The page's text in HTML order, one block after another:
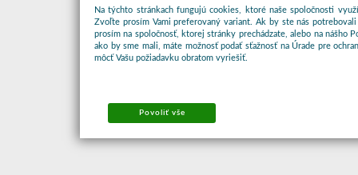
Na týchto stránkach fungujú cookies, ktoré naše spoločnosti
Zvoľte prosím Vami preferovaný variant. Ak by ste nás
prosím na spoločnosť, ktorej stránky prechádzate, alebo na nášho
ako by sme mali, máte možnosť podať sťažnosť na Úrade pre
môcť Vašu požiadavku obratom vyriešiť.
Povoliť vše